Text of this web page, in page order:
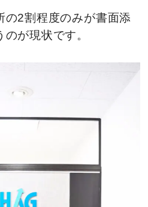
の2割程度のみが書面添
が現状です。